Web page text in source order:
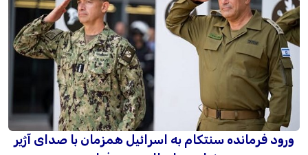
ورود فرمانده سنتکام به اسرائیل همزمان با صدای آژیر